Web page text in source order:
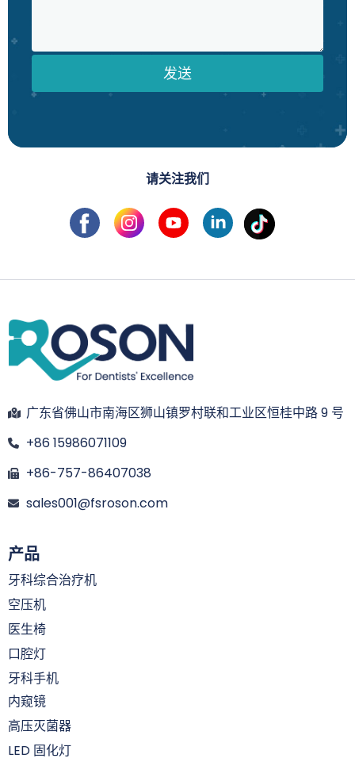
发送
请关注我们
广东省佛山市南海区狮山镇罗村联和工业区恒桂中路 9 号
+86 15986071109
+86-757-86407038
sales001@fsroson.com
产品
牙科综合治疗机
空压机
医生椅
口腔灯
牙科手机
内窥镜
高压灭菌器
LED 固化灯